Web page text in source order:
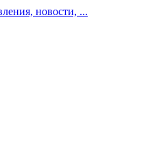
новости, ...